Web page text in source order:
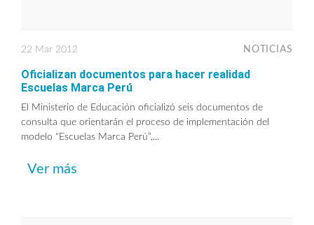
22 Mar 2012 NOTICIAS
Oficializan documentos para hacer realidad
Escuelas Marca Perú
El Ministerio de Educación oficializó seis documentos de
consulta que orientarán el proceso de implementación del
modelo “Escuelas Marca Perú”,...
Ver más